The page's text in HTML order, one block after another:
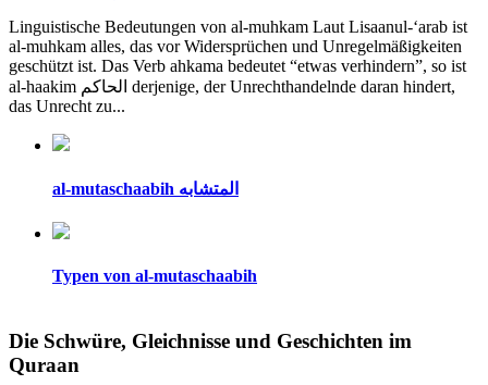
Linguistische Bedeutungen von al-muhkam Laut Lisaanul-‘arab ist
al-muhkam alles, das vor Widersprüchen und Unregelmäßigkeiten
geschützt ist. Das Verb ahkama bedeutet “etwas verhindern”, so ist
al-haakim الحاكم derjenige, der Unrechthandelnde daran hindert,
das Unrecht zu...
al-mutaschaabih المتشابه
Typen von al-mutaschaabih
Die Schwüre, Gleichnisse und Geschichten im
Quraan